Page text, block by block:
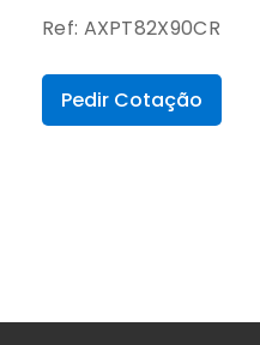
Ref: AXPT82X90CR
Pedir Cotação